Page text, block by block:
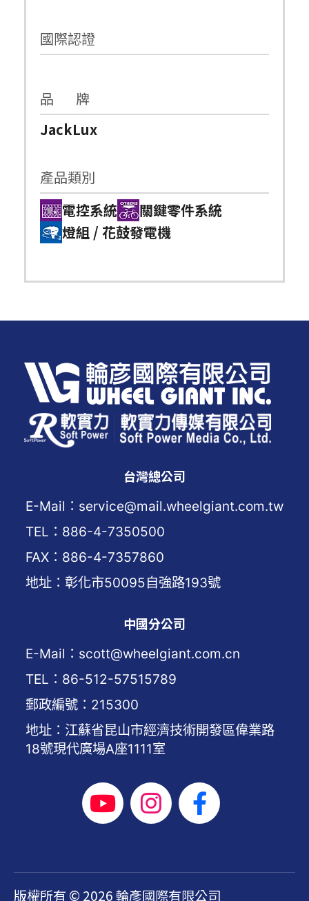
國際認證
品 牌
JackLux
產品類別
電控系統
關鍵零件系統
燈組 / 花鼓發電機
台灣總公司
E-Mail：service@mail.wheelgiant.com.tw
TEL：886-4-7350500
FAX：886-4-7357860
地址：彰化市50095自強路193號
中國分公司
E-Mail：scott@wheelgiant.com.cn
TEL：86-512-57515789
郵政編號：215300
地址：江蘇省昆山市經濟技術開發區偉業路
18號現代廣場A座1111室
版權所有 © 2026 輪彥國際有限公司